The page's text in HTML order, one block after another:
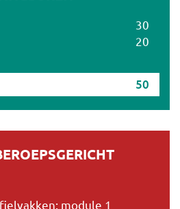
30
20
50
module 1